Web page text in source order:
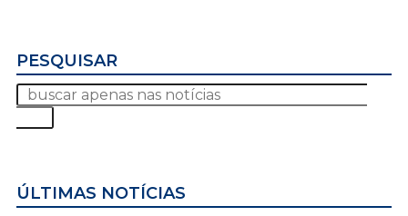
PESQUISAR
ÚLTIMAS NOTÍCIAS